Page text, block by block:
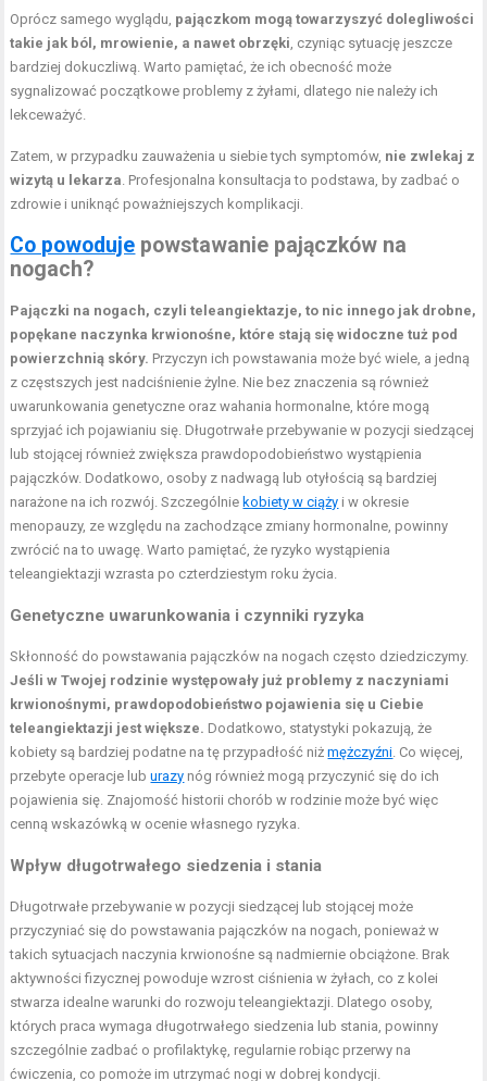
Oprócz samego wyglądu, pajączkom mogą towarzyszyć dolegliwości
takie jak ból, mrowienie, a nawet obrzęki , czyniąc sytuację jeszcze
bardziej dokuczliwą. Warto pamiętać, że ich obecność może
sygnalizować początkowe problemy z żyłami, dlatego nie należy ich
lekceważyć.
Zatem, w przypadku zauważenia u siebie tych symptomów, nie zwlekaj z
wizytą u lekarza . Profesjonalna konsultacja to podstawa, by zadbać o
zdrowie i uniknąć poważniejszych komplikacji.
Co powoduje powstawanie pajączków na
nogach?
Pajączki na nogach, czyli teleangiektazje, to nic innego jak drobne,
popękane naczynka krwionośne, które stają się widoczne tuż pod
powierzchnią skóry. Przyczyn ich powstawania może być wiele, a jedną
z częstszych jest nadciśnienie żylne. Nie bez znaczenia są również
uwarunkowania genetyczne oraz wahania hormonalne, które mogą
sprzyjać ich pojawianiu się. Długotrwałe przebywanie w pozycji siedzącej
lub stojącej również zwiększa prawdopodobieństwo wystąpienia
pajączków. Dodatkowo, osoby z nadwagą lub otyłością są bardziej
narażone na ich rozwój. Szczególnie kobiety w ciąży i w okresie
menopauzy, ze względu na zachodzące zmiany hormonalne, powinny
zwrócić na to uwagę. Warto pamiętać, że ryzyko wystąpienia
teleangiektazji wzrasta po czterdziestym roku życia.
Genetyczne uwarunkowania i czynniki ryzyka
Skłonność do powstawania pajączków na nogach często dziedziczymy.
Jeśli w Twojej rodzinie występowały już problemy z naczyniami
krwionośnymi, prawdopodobieństwo pojawienia się u Ciebie
teleangiektazji jest większe. Dodatkowo, statystyki pokazują, że
kobiety są bardziej podatne na tę przypadłość niżmężczyźni . Co więcej,
przebyte operacje luburazy nóg również mogą przyczynić się do ich
pojawienia się. Znajomość historii chorób w rodzinie może być więc
cenną wskazówką w ocenie własnego ryzyka.
Wpływ długotrwałego siedzenia i stania
Długotrwałe przebywanie w pozycji siedzącej lub stojącej może
przyczyniać się do powstawania pajączków na nogach, ponieważ w
takich sytuacjach naczynia krwionośne są nadmiernie obciążone. Brak
aktywności fizycznej powoduje wzrost ciśnienia w żyłach, co z kolei
stwarza idealne warunki do rozwoju teleangiektazji. Dlatego osoby,
których praca wymaga długotrwałego siedzenia lub stania, powinny
szczególnie zadbać o profilaktykę, regularnie robiąc przerwy na
ćwiczenia, co pomoże im utrzymać nogi w dobrej kondycji.